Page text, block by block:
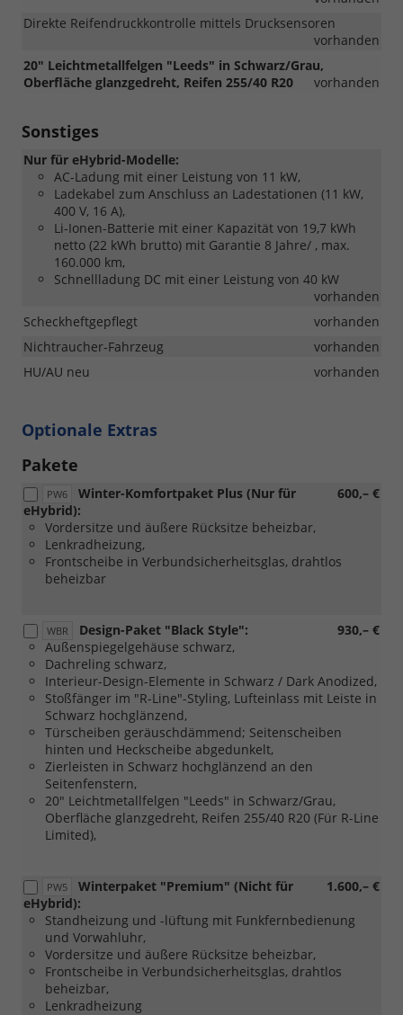
Direkte Reifendruckkontrolle mittels Drucksensoren
vorhanden
20" Leichtmetallfelgen "Leeds" in Schwarz/Grau,
Oberfläche glanzgedreht, Reifen 255/40 R20
vorhanden
Sonstiges
Nur für eHybrid-Modelle:
AC-Ladung mit einer Leistung von 11 kW,
Ladekabel zum Anschluss an Ladestationen (11 kW,
400 V, 16 A),
Li-Ionen-Batterie mit einer Kapazität von 19,7 kWh
netto (22 kWh brutto) mit Garantie 8 Jahre/ , max.
160.000 km,
Schnellladung DC mit einer Leistung von 40 kW
vorhanden
Scheckheftgepflegt
vorhanden
Nichtraucher-Fahrzeug
vorhanden
HU/AU neu
vorhanden
Optionale Extras
Pakete
PW6 600,– €
Winter-Komfortpaket Plus (Nur für
eHybrid):
Vordersitze und äußere Rücksitze beheizbar,
Lenkradheizung,
Frontscheibe in Verbundsicherheitsglas, drahtlos
beheizbar
WBR 930,– €
Design-Paket "Black Style":
Außenspiegelgehäuse schwarz,
Dachreling schwarz,
Interieur-Design-Elemente in Schwarz / Dark Anodized,
Stoßfänger im "R-Line"-Styling, Lufteinlass mit Leiste in
Schwarz hochglänzend,
Türscheiben geräuschdämmend; Seitenscheiben
hinten und Heckscheibe abgedunkelt,
Zierleisten in Schwarz hochglänzend an den
Seitenfenstern,
20" Leichtmetallfelgen "Leeds" in Schwarz/Grau,
Oberfläche glanzgedreht, Reifen 255/40 R20 (Für R-Line
Limited),
PW5 1.600,– €
Winterpaket "Premium" (Nicht für
eHybrid):
Standheizung und -lüftung mit Funkfernbedienung
und Vorwahluhr,
Vordersitze und äußere Rücksitze beheizbar,
Frontscheibe in Verbundsicherheitsglas, drahtlos
beheizbar,
Lenkradheizung